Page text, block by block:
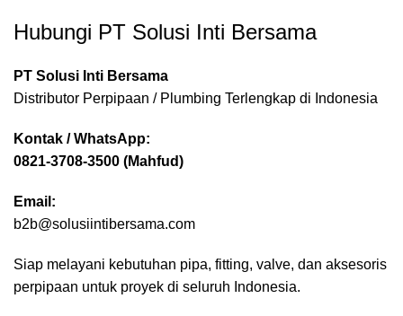
Hubungi PT Solusi Inti Bersama
PT Solusi Inti Bersama
Distributor Perpipaan / Plumbing Terlengkap di Indonesia
Kontak / WhatsApp:
0821-3708-3500 (Mahfud)
Email:
b2b@solusiintibersama.com
Siap melayani kebutuhan pipa, fitting, valve, dan aksesoris
perpipaan untuk proyek di seluruh Indonesia.